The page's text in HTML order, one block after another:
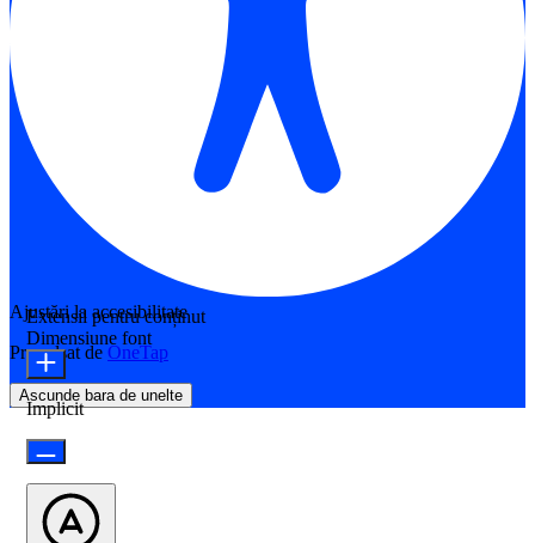
Ajustări la accesibilitate
Propulsat de OneTap
Ascunde bara de unelte
Extensii pentru conținut
Dimensiune font
Implicit